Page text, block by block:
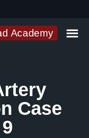
Academy
Case